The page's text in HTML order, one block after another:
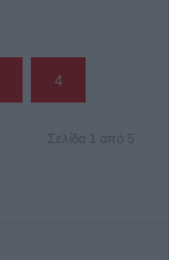
4
Σελίδα 1 από 5